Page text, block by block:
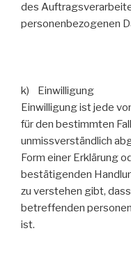
des
personenbezogenen
k) Einwilligung
Einwilligung ist jede
für den bestimmten
unmissverständlich
Form einer Erklärung
bestätigenden
zu verstehen gibt,
betreffenden
ist.